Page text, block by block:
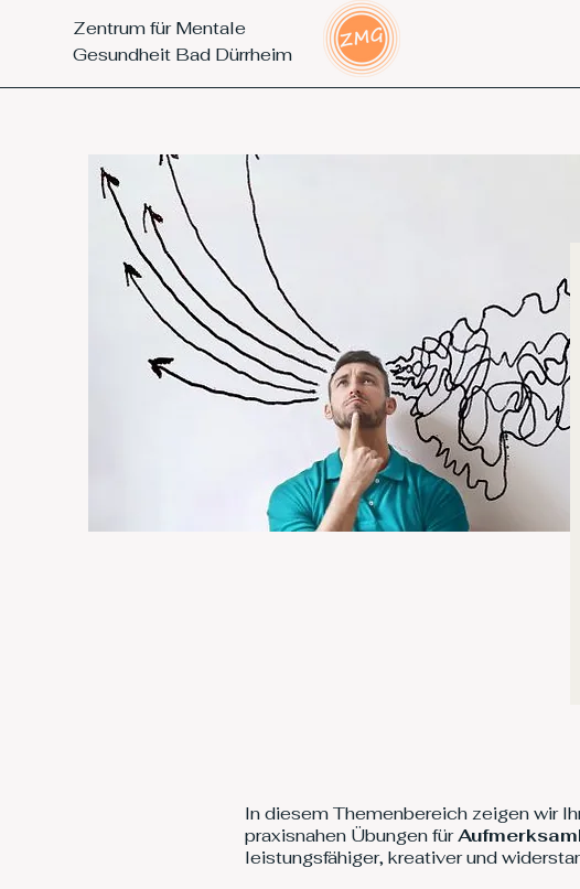
Zentrum für Mentale
Gesundheit Bad Dürrheim
In diesem Themenbereich zeigen wir
praxisnahen Übungen für
leistungsfähiger, kreativer und